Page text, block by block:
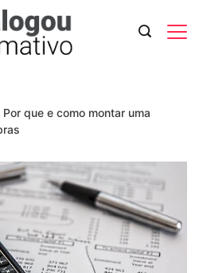
Por que e como montar uma